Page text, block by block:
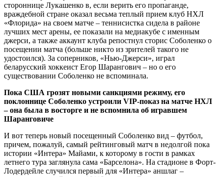
стороннице Лукашенко в, если верить его пропаганде,
враждебной стране оказал весьма теплый прием клуб НХЛ
«Флорида» на своем матче – теннисистка сидела в районе
лучших мест арены, ее показали на медиакубе с именным
джерси, а также аккаунт клуба репостнул сторис Соболенко о
посещении матча (больше никто из зрителей такого не
удостоился). За соперников, «Нью-Джерси», играл
беларусский хоккеист Егор Шарангович – но о его
существовании Соболенко не вспоминала.
Пока США грозят новыми санкциями режиму, его
поклоннице Соболенко устроили VIP-показ на матче НХЛ
– она была в восторге и не вспомнила об игравшем
Шаранговиче
И вот теперь новый посещенный Соболенко вид – футбол,
причем, пожалуй, самый рейтинговый матч в недолгой пока
истории «Интера» Майами, к которому в гости в рамках
летнего тура заглянула сама «Барселона». На стадионе в Форт-
Лодердейле случился первый для «Интера» аншлаг –